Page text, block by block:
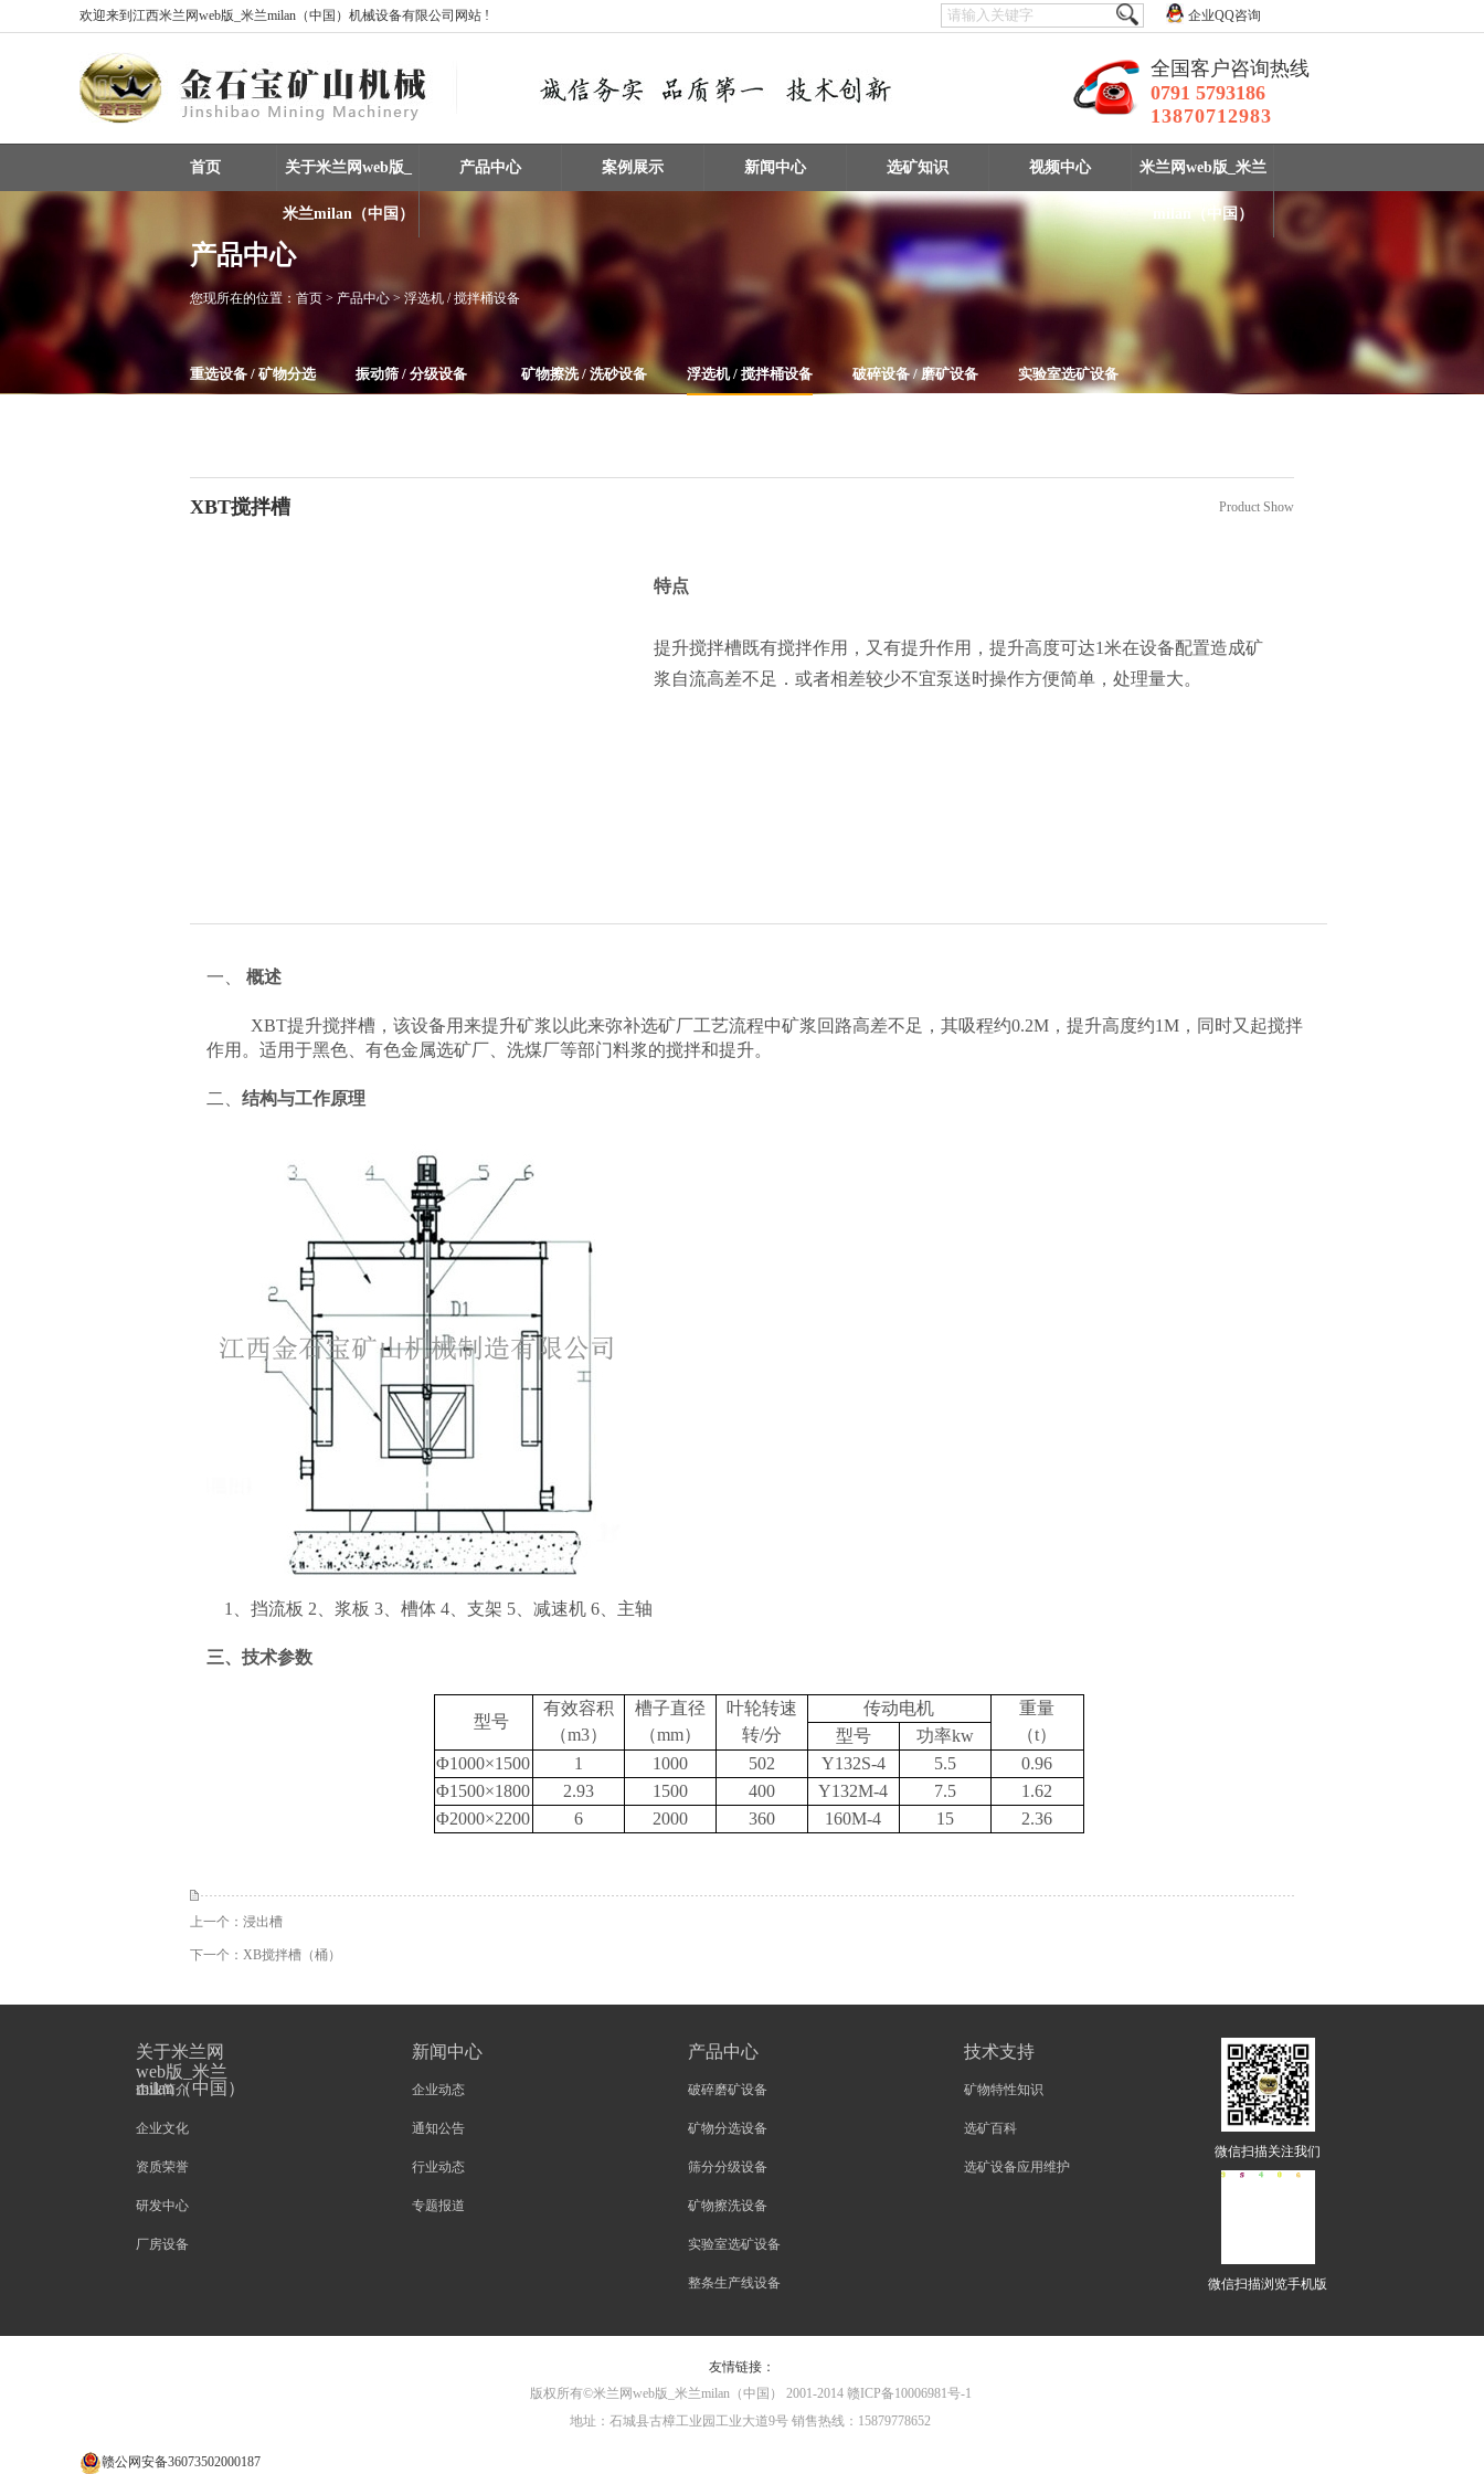
欢迎来到江西米兰网web版_米兰milan（中国）机械设备有限公司网站 ! 企业QQ咨询
全国客户咨询热线
0791 5793186
13870712983
首页 关于米兰网web版_
米兰milan（中国）
产品中心 案例展示 新闻中心 选矿知识 视频中心 米兰网web版_米兰
milan（中国）
产品中心
您现所在的位置： 首页 > 产品中心 > 浮选机 / 搅拌桶设备
重选设备 / 矿物分选 振动筛 / 分级设备 矿物擦洗 / 洗砂设备 浮选机 / 搅拌桶设备 破碎设备 / 磨矿设备 实验室选矿设备
Product Show
XBT搅拌槽
特点
提升搅拌槽既有搅拌作用，又有提升作用，提升高度可达1米在设备配置造成矿
浆自流高差不足．或者相差较少不宜泵送时操作方便简单，处理量大。
一、 概述
XBT提升搅拌槽，该设备用来提升矿浆以此来弥补选矿厂工艺流程中矿浆回路高差不足，其吸程约0.2M，提升高度约1M，同时又起搅拌
作用。适用于黑色、有色金属选矿厂、洗煤厂等部门料浆的搅拌和提升。
二、 结构与工作原理
1 、挡流板 2 、浆板 3 、槽体 4 、支架 5 、减速机 6 、主轴
三、 技术参数
型号
有效容积
（m3）
槽子直径
（mm）
叶轮转速
转/分
传动电机
重量
（t）
型号
功率kw
Φ1000×1500
1 1000 502 Y132S-4 5.5
0.96
Φ1500×1800
2.93 1500 400 Y132M-4 7.5
1.62
Φ2000×2200
6 2000 360 160M-4 15 2.36
上一个： 浸出槽
下一个： XB搅拌槽（桶）
关于米兰网
web版_米兰
milan（中国）
企业简介
企业文化
资质荣誉
研发中心
厂房设备
新闻中心
企业动态
通知公告
行业动态
专题报道
产品中心
破碎磨矿设备
矿物分选设备
筛分分级设备
矿物擦洗设备
实验室选矿设备
整条生产线设备
技术支持
矿物特性知识
选矿百科
选矿设备应用维护
微信扫描关注我们
微信扫描浏览手机版
友情链接：
版权所有©米兰网web版_米兰milan（中国） 2001-2014 赣ICP备10006981号-1
地址：石城县古樟工业园工业大道9号 销售热线：15879778652
赣公网安备36073502000187